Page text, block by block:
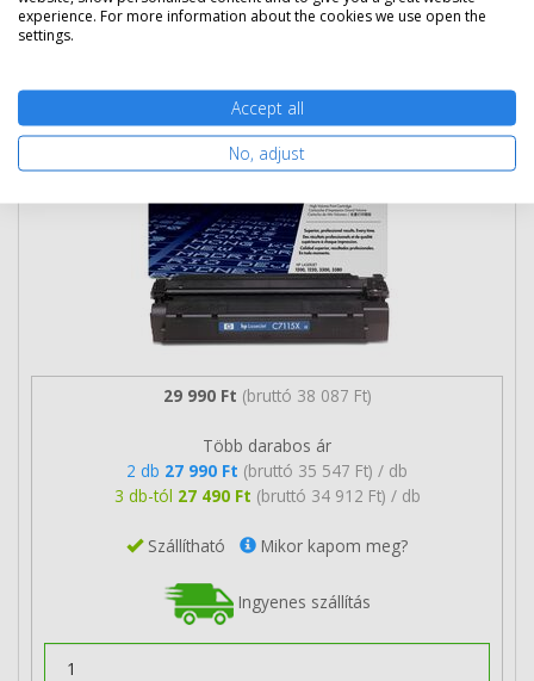
HP 15X nagy kapacitású toner (C7115X)
29 990 Ft (bruttó 38 087 Ft)
Több darabos ár
2 db 27 990 Ft (bruttó 35 547 Ft) / db
3 db-tól 27 490 Ft (bruttó 34 912 Ft) / db
Szállítható Mikor kapom meg?
Ingyenes szállítás
experience. For more information about the cookies we use open the
settings.
Accept all
No, adjust